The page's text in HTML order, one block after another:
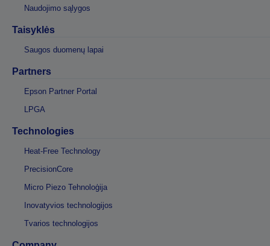
Naudojimo sąlygos
Taisyklės
Saugos duomenų lapai
Partners
Epson Partner Portal
LPGA
Technologies
Heat-Free Technology
PrecisionCore
Micro Piezo Tehnoloģija
Inovatyvios technologijos
Tvarios technologijos